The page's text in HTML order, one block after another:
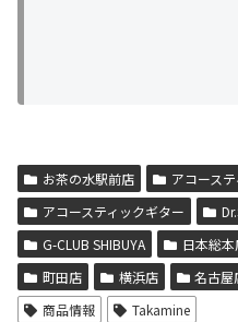
お茶の水駅前店
アコース
アコースティックギター
G-CLUB SHIBUYA
日本総本
町田店
横浜店 名古屋
商品情報
Takamine